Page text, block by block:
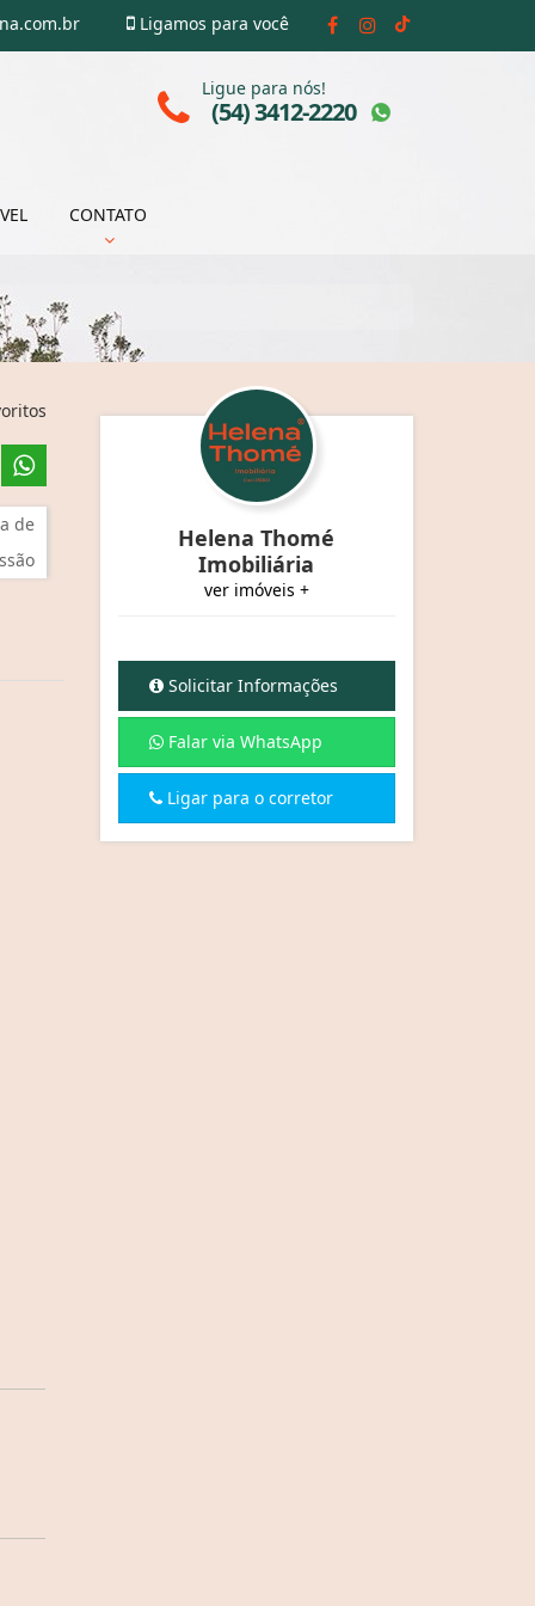
Ligamos para você
CONTATO
Ligue para nós!
(54) 3412-2220
de
Helena Thomé
Imobiliária
ver imóveis +
Solicitar Informações
Falar via WhatsApp
Ligar para o corretor